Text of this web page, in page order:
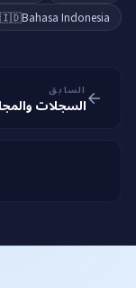
🇮🇩Bahasa Indonesia
السابق
السجلات